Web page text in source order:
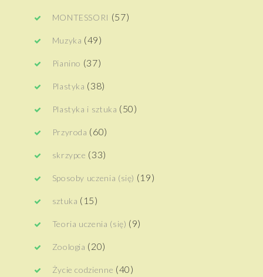
MONTESSORI (57)
Muzyka (49)
Pianino (37)
Plastyka (38)
Plastyka i sztuka (50)
Przyroda (60)
skrzypce (33)
Sposoby uczenia (się) (19)
sztuka (15)
Teoria uczenia (się) (9)
Zoologia (20)
Życie codzienne (40)